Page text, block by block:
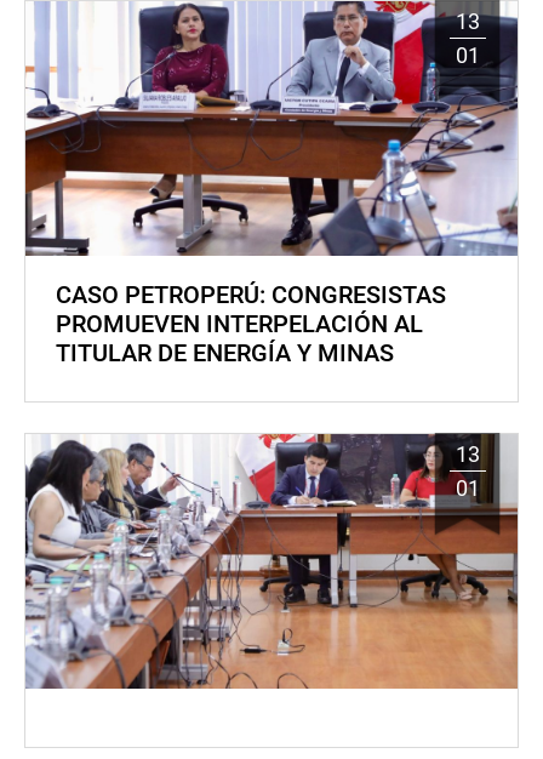
13
01
CASO PETROPERÚ: CONGRESISTAS
PROMUEVEN INTERPELACIÓN AL
TITULAR DE ENERGÍA Y MINAS
13
01